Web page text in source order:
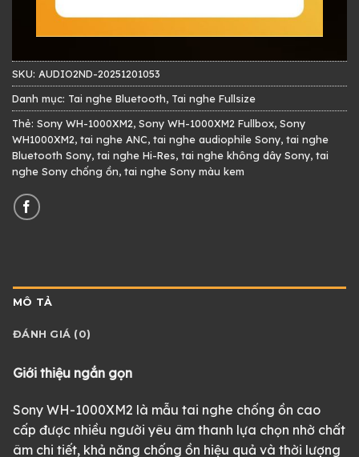
SKU: AUDIO2ND-20251201053
Danh mục: Tai nghe Bluetooth, Tai nghe Fullsize
Thẻ: Sony WH-1000XM2, Sony WH-1000XM2 Fullbox, Sony
WH1000XM2, tai nghe ANC, tai nghe audiophile Sony, tai nghe
Bluetooth Sony, tai nghe Hi-Res, tai nghe không dây Sony, tai
nghe Sony chống ồn, tai nghe Sony màu kem
MÔ TẢ
ĐÁNH GIÁ (0)
Giới thiệu ngắn gọn
Sony WH-1000XM2 là mẫu tai nghe chống ồn cao
cấp được nhiều người yêu âm thanh lựa chọn nhờ chất
âm chi tiết, khả năng chống ồn hiệu quả và thời lượng